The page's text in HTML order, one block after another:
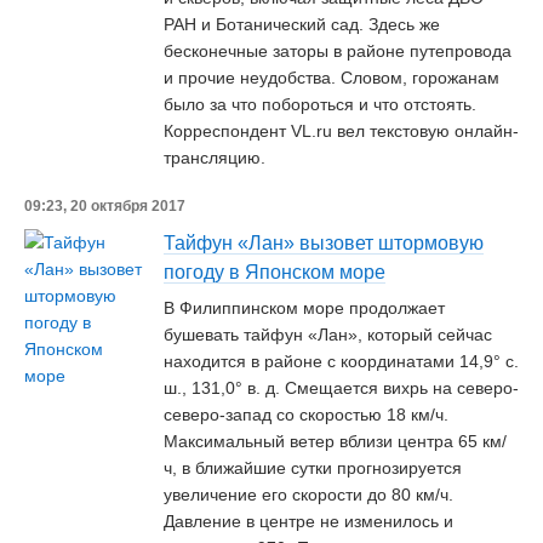
РАН и Ботанический сад. Здесь же
бесконечные заторы в районе путепровода
и прочие неудобства. Словом, горожанам
было за что побороться и что отстоять.
Корреспондент VL.ru вел текстовую онлайн-
трансляцию.
09:23, 20 октября 2017
Тайфун «Лан» вызовет штормовую
погоду в Японском море
В Филиппинском море продолжает
бушевать тайфун «Лан», который сейчас
находится в районе с координатами 14,9° с.
ш., 131,0° в. д. Смещается вихрь на северо-
северо-запад со скоростью 18 км/ч.
Максимальный ветер вблизи центра 65 км/
ч, в ближайшие сутки прогнозируется
увеличение его скорости до 80 км/ч.
Давление в центре не изменилось и